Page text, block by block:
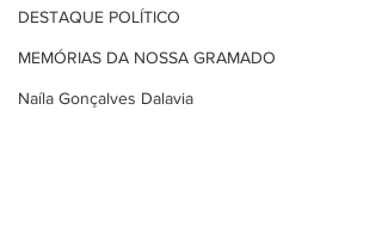
DESTAQUE POLÍTICO
MEMÓRIAS DA NOSSA GRAMADO
Naíla Gonçalves Dalavia